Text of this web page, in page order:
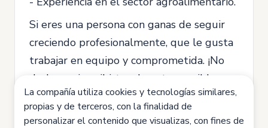
Si eres una persona con ganas de seguir
creciendo profesionalmente, que le gusta
trabajar en equipo y comprometida. ¡No
dudes en inscribirte y lo antes posible nos
pondremos en contacto para una posible
entrevista!
La compañía utiliza cookies y tecnologías similares,
propias y de terceros, con la finalidad de
personalizar el contenido que visualizas, con fines de